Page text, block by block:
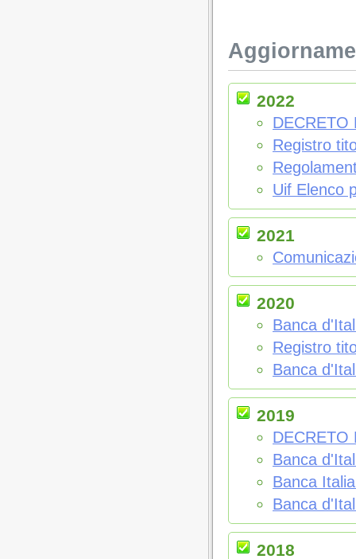
2022
DECRETO
Registro
Uif Elenco
2021
2020
Banca
Registro
Banca
2019
DECRETO
Banca
Banca
Banca
2018